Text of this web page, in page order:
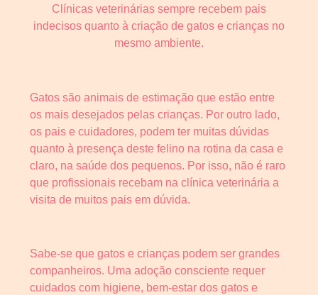
Clínicas veterinárias sempre recebem pais
indecisos quanto à criação de gatos e crianças no
mesmo ambiente.
Gatos são animais de estimação que estão entre
os mais desejados pelas crianças. Por outro lado,
os pais e cuidadores, podem ter muitas dúvidas
quanto à presença deste felino na rotina da casa e
claro, na saúde dos pequenos. Por isso, não é raro
que profissionais recebam na clínica veterinária a
visita de muitos pais em dúvida.
Sabe-se que gatos e crianças podem ser grandes
companheiros. Uma adoção consciente requer
cuidados com higiene, bem-estar dos gatos e